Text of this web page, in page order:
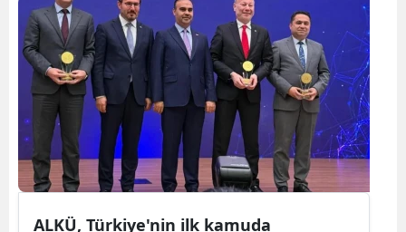
ALKÜ, Türkiye'nin ilk kamuda